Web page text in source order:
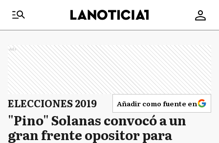
Ads
ELECCIONES 2019 Añadir como fuente en
"Pino" Solanas convocó a un
gran frente opositor para